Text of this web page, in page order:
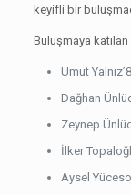
keyifli bir
Buluşmaya katılan
Umut
Dağhan
Zeynep
İlker
Aysel